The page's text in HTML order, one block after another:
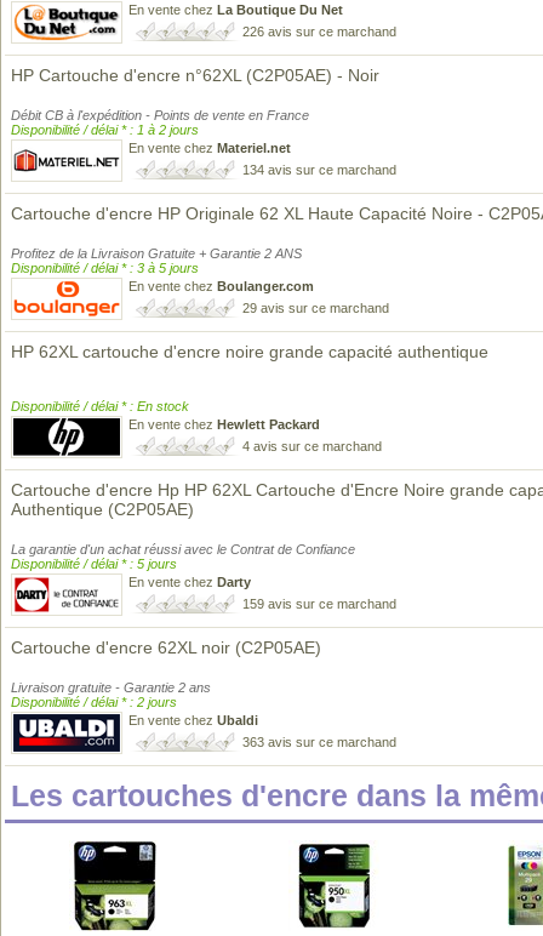
En vente chez La Boutique Du Net
226 avis sur ce marchand
HP Cartouche d'encre n°62XL (C2P05AE) - Noir
Débit CB à l'expédition - Points de vente en France
Disponibilité / délai * : 1 à 2 jours
En vente chez Materiel.net
134 avis sur ce marchand
Cartouche d'encre HP Originale 62 XL Haute Capacité Noire -
Profitez de la Livraison Gratuite + Garantie 2 ANS
Disponibilité / délai * : 3 à 5 jours
En vente chez Boulanger.com
29 avis sur ce marchand
HP 62XL cartouche d'encre noire grande capacité authentique
Disponibilité / délai * : En stock
En vente chez Hewlett Packard
4 avis sur ce marchand
Cartouche d'encre Hp HP 62XL Cartouche d'Encre Noire grande
Authentique (C2P05AE)
La garantie d'un achat réussi avec le Contrat de Confiance
Disponibilité / délai * : 5 jours
En vente chez Darty
159 avis sur ce marchand
Cartouche d'encre 62XL noir (C2P05AE)
Livraison gratuite - Garantie 2 ans
Disponibilité / délai * : 2 jours
En vente chez Ubaldi
363 avis sur ce marchand
Les cartouches d'encre dans la